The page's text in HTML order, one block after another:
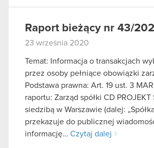
Raport bieżący nr 43/
23 września 2020
Temat: Informacja o transakcjach
przez osoby pełniące obowiązki
Podstawa prawna: Art. 19 ust. 3
raportu: Zarząd spółki CD PROJEKT
siedzibą w Warszawie (dalej:
przekazuje do publicznej
informację… Czytaj dalej